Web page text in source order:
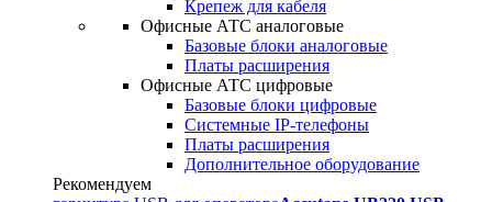
Крепеж для кабеля
Офисные АТС аналоговые
Базовые блоки аналоговые
Платы расширения
Офисные АТС цифровые
Базовые блоки цифровые
Системные IP-телефоны
Платы расширения
Дополнительное оборудование
Рекомендуем